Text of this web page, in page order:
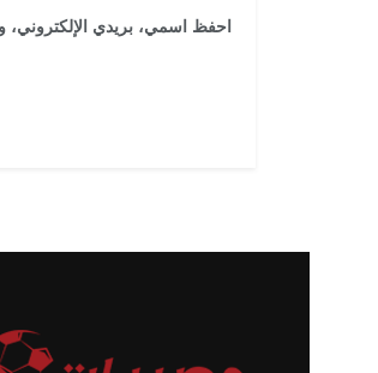
احفظ اسمي، بريدي الإلكتروني،